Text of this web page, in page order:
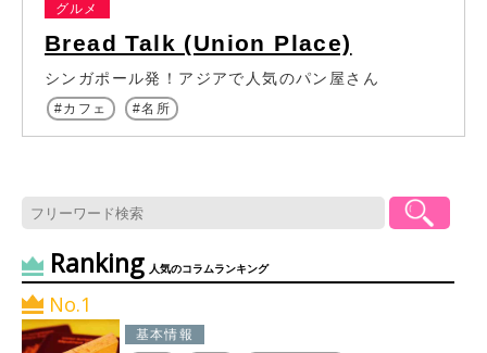
Bread Talk (Union Place)
グルメ
シンガポール発！アジアで人気のパン屋さん
カフェ 名所
Ranking 人気のコラムランキング
No.1
基本情報